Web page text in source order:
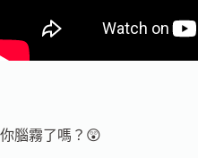
你腦霧了嗎？😲